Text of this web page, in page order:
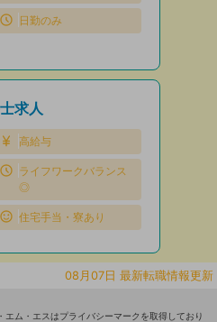
日勤のみ
求人
高給与
ライフワークバランス
◎
住宅手当・寮あり
08月07日 最新転職情報更新
ム・エスはプライバシーマークを取得しており